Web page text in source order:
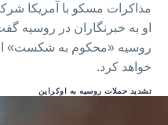
مذاکرات مسکو با آمریکا
او به خبرنگاران در روسیه
روسیه «محکوم به شکست»
خواهد کرد.
تشدید حملات روسیه به اوکراین